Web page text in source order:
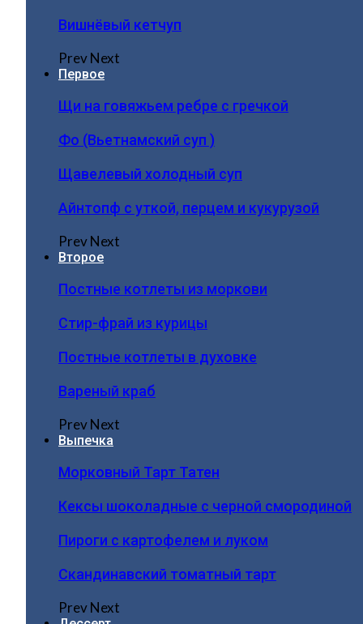
Вишнёвый кетчуп
PrevNext
Первое
Щи на говяжьем ребре с гречкой
Фо (Вьетнамский суп )
Щавелевый холодный суп
Айнтопф с уткой, перцем и кукурузой
PrevNext
Второе
Постные котлеты из моркови
Стир-фрай из курицы
Постные котлеты в духовке
Вареный краб
PrevNext
Выпечка
Морковный Тарт Татен
Кексы шоколадные с черной смородиной
Пироги c картофелем и луком
Скандинавский томатный тарт
PrevNext